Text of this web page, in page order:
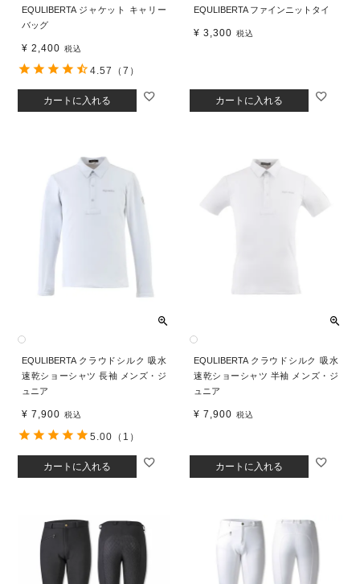
EQULIBERTA ジャケット キャリー
バッグ
¥ 2,400 税込
カートに入れる
4.57 （7）
EQULIBERTA ファインニットタイ
¥ 3,300 税込
カートに入れる
EQULIBERTA クラウドシルク 吸水
速乾ショーシャツ 長袖 メンズ・ジ
ュニア
¥ 7,900 税込
カートに入れる
5.00 （1）
EQULIBERTA クラウドシルク 吸水
速乾ショーシャツ 半袖 メンズ・ジ
ュニア
¥ 7,900 税込
カートに入れる